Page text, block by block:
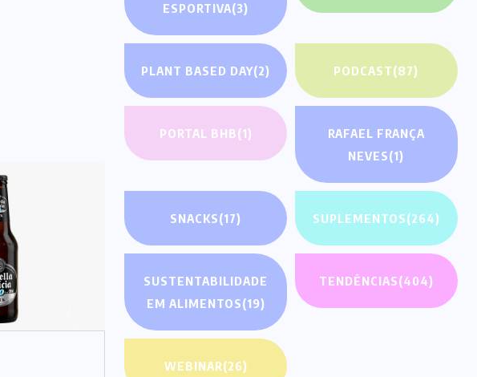
ESPORTIVA(3)
PLANT BASED DAY(2) PODCAST(87)
PORTAL BHB(1)
RAFAEL FRANÇA
NEVES(1)
SNACKS(17) SUPLEMENTOS(264)
SUSTENTABILIDADE
EM ALIMENTOS(19)
TENDÊNCIAS(404)
WEBINAR(26)